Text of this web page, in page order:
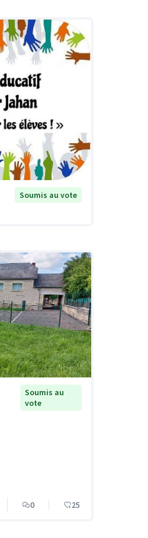
Soumis au vote
Soumis au
vote
0 25